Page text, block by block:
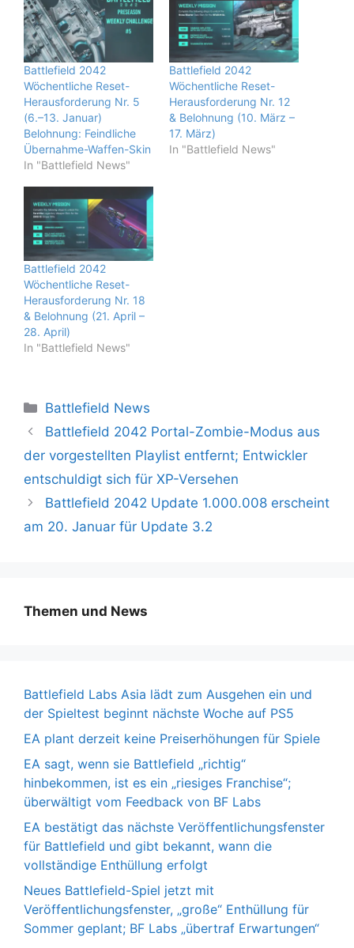
Battlefield 2042
Wöchentliche Reset-
Herausforderung Nr. 5
(6.–13. Januar)
Belohnung: Feindliche
Übernahme-Waffen-Skin
In "Battlefield News"
Battlefield 2042
Wöchentliche Reset-
Herausforderung Nr. 12
& Belohnung (10. März –
17. März)
In "Battlefield News"
Battlefield 2042
Wöchentliche Reset-
Herausforderung Nr. 18
& Belohnung (21. April –
28. April)
In "Battlefield News"
Kategorien
Battlefield News
Battlefield 2042 Portal-Zombie-Modus aus
der vorgestellten Playlist entfernt; Entwickler
entschuldigt sich für XP-Versehen
Battlefield 2042 Update 1.000.008 erscheint
am 20. Januar für Update 3.2
Themen und News
Battlefield Labs Asia lädt zum Ausgehen ein und
der Spieltest beginnt nächste Woche auf PS5
EA plant derzeit keine Preiserhöhungen für Spiele
EA sagt, wenn sie Battlefield „richtig“
hinbekommen, ist es ein „riesiges Franchise“;
überwältigt vom Feedback von BF Labs
EA bestätigt das nächste Veröffentlichungsfenster
für Battlefield und gibt bekannt, wann die
vollständige Enthüllung erfolgt
Neues Battlefield-Spiel jetzt mit
Veröffentlichungsfenster, „große“ Enthüllung für
Sommer geplant; BF Labs „übertraf Erwartungen“